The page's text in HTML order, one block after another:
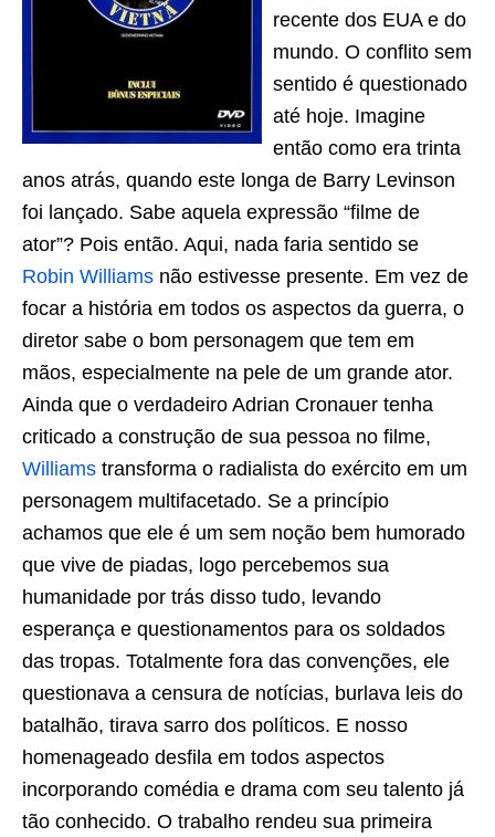
recente dos EUA e do
mundo. O conflito sem
sentido é questionado
até hoje. Imagine
então como era trinta
anos atrás, quando este longa de Barry Levinson
foi lançado. Sabe aquela expressão “filme de
ator”? Pois então. Aqui, nada faria sentido se
Robin Williams não estivesse presente. Em vez de
focar a história em todos os aspectos da guerra, o
diretor sabe o bom personagem que tem em
mãos, especialmente na pele de um grande ator.
Ainda que o verdadeiro Adrian Cronauer tenha
criticado a construção de sua pessoa no filme,
Williams transforma o radialista do exército em um
personagem multifacetado. Se a princípio
achamos que ele é um sem noção bem humorado
que vive de piadas, logo percebemos sua
humanidade por trás disso tudo, levando
esperança e questionamentos para os soldados
das tropas. Totalmente fora das convenções, ele
questionava a censura de notícias, burlava leis do
batalhão, tirava sarro dos políticos. E nosso
homenageado desfila em todos aspectos
incorporando comédia e drama com seu talento já
tão conhecido. O trabalho rendeu sua primeira